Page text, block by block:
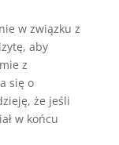
w związku z
aby
z
się o
że jeśli
w końcu